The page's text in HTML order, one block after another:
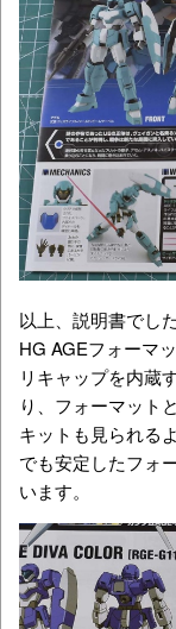
以上、説明書でし
HG AGEフォーマ
リキャップを内蔵
り、フォーマット
キットも見られる
でも安定したフォ
います。